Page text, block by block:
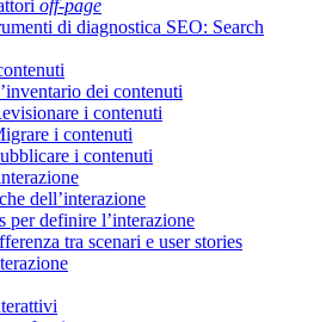
off-page
di diagnostica SEO: Search
dei contenuti
i contenuti
i contenuti
i contenuti
dell’interazione
per definire l’interazione
tra scenari e user stories